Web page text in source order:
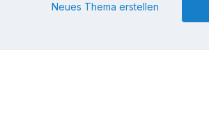
Neues Thema erstellen